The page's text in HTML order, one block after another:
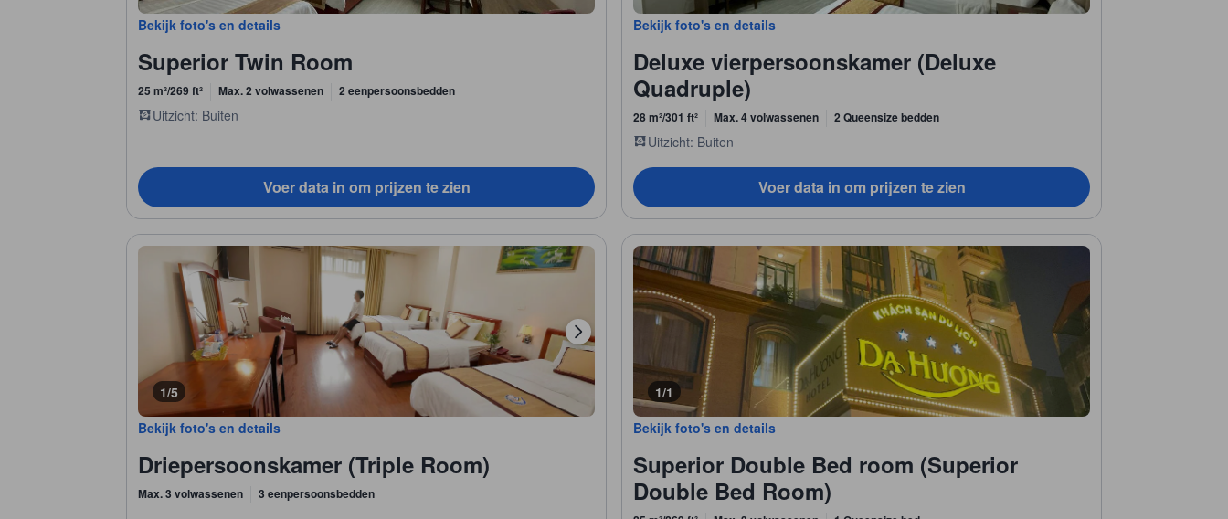
Bekijk foto's en details
Superior Twin Room
25 m²/269 ft² Max. 2 volwassenen 2 eenpersoonsbedden
Uitzicht: Buiten
Voer data in om prijzen te zien
Bekijk foto's en details
Deluxe vierpersoonskamer (Deluxe
Quadruple)
28 m²/301 ft² Max. 4 volwassenen 2 Queensize bedden
Uitzicht: Buiten
Voer data in om prijzen te zien
1/5
Bekijk foto's en details
Driepersoonskamer (Triple Room)
Max. 3 volwassenen 3 eenpersoonsbedden
1/1
Bekijk foto's en details
Superior Double Bed room (Superior
Double Bed Room)